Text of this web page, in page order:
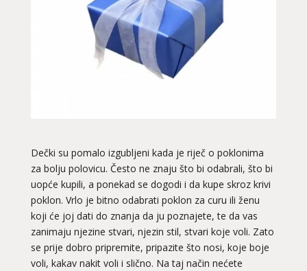
Dečki su pomalo izgubljeni kada je riječ o poklonima
za bolju polovicu. Često ne znaju što bi odabrali, što bi
uopće kupili, a ponekad se dogodi i da kupe skroz krivi
poklon. Vrlo je bitno odabrati poklon za curu ili ženu
koji će joj dati do znanja da ju poznajete, te da vas
zanimaju njezine stvari, njezin stil, stvari koje voli. Zato
se prije dobro pripremite, pripazite što nosi, koje boje
voli, kakav nakit voli i slično. Na taj način nećete